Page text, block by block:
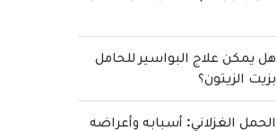
هل يمكن علاج البواسير للحامل
بزيت الزيتون؟
الحمل الغزلاني: أسبابه وأعراضه